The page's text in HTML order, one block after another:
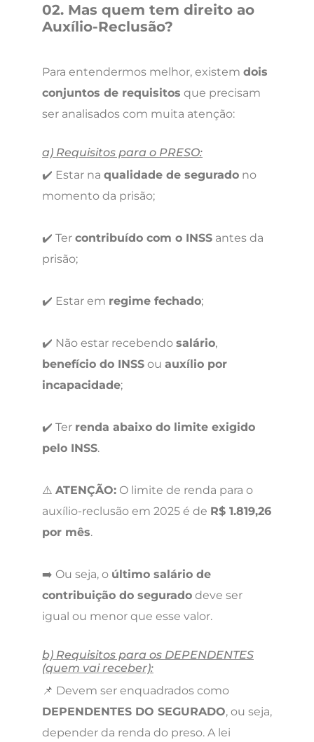
02. Mas quem tem direito ao
Auxílio-Reclusão?
Para entendermos melhor, existem dois
conjuntos de requisitos que precisam
ser analisados com muita atenção:
a) Requisitos para o PRESO:
✔️ Estar na qualidade de segurado no
momento da prisão;
✔️ Ter contribuído com o INSS antes da
prisão;
✔️ Estar em regime fechado;
✔️ Não estar recebendo salário,
benefício do INSS ou auxílio por
incapacidade;
✔️ Ter renda abaixo do limite exigido
pelo INSS.
⚠️ ATENÇÃO: O limite de renda para o
auxílio-reclusão em 2025 é de R$ 1.819,26
por mês.
➡️ Ou seja, o último salário de
contribuição do segurado deve ser
igual ou menor que esse valor.
b) Requisitos para os DEPENDENTES
(quem vai receber):
📌 Devem ser enquadrados como
DEPENDENTES DO SEGURADO, ou seja,
depender da renda do preso. A lei